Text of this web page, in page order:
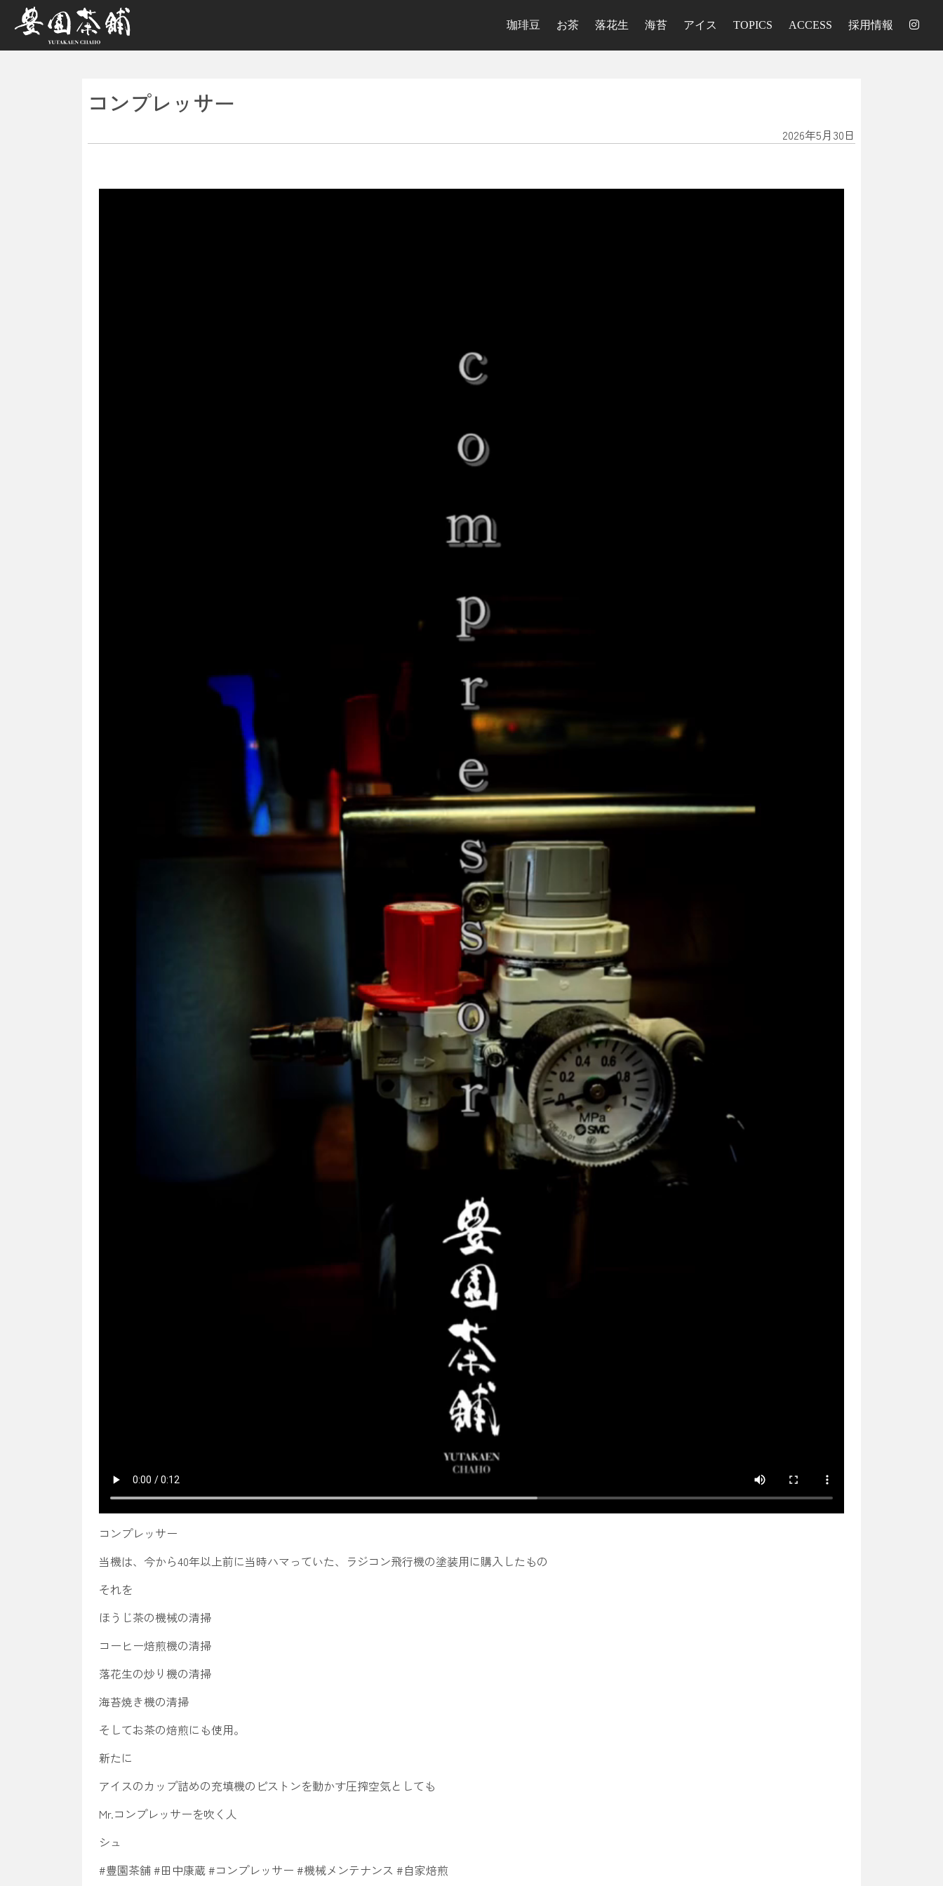
メインナビゲーション 珈琲豆 お茶 落花生 海苔 アイス TOPICS ACCESS 採用情報
コンプレッサー
2026年5月30日
コンプレッサー
当機は、今から40年以上前に当時ハマっていた、ラジコン飛行機の塗装用に購入したもの
それを
ほうじ茶の機械の清掃
コーヒー焙煎機の清掃
落花生の炒り機の清掃
海苔焼き機の清掃
そしてお茶の焙煎にも使用。
新たに
アイスのカップ詰めの充填機のピストンを動かす圧搾空気としても
Mr.コンプレッサーを吹く人
シュ
#豊園茶舗 #田中康蔵 #コンプレッサー #機械メンテナンス #自家焙煎